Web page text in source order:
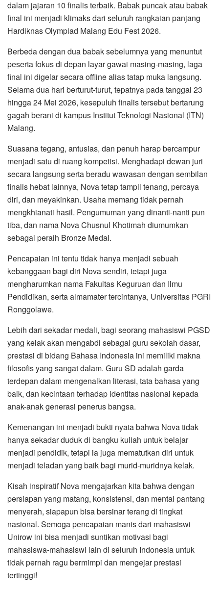
dalam jajaran 10 finalis terbaik. Babak puncak atau babak
final ini menjadi klimaks dari seluruh rangkaian panjang
Hardiknas Olympiad Malang Edu Fest 2026.
Berbeda dengan dua babak sebelumnya yang menuntut
peserta fokus di depan layar gawai masing-masing, laga
final ini digelar secara offline alias tatap muka langsung.
Selama dua hari berturut-turut, tepatnya pada tanggal 23
hingga 24 Mei 2026, kesepuluh finalis tersebut bertarung
gagah berani di kampus Institut Teknologi Nasional (ITN)
Malang.
Suasana tegang, antusias, dan penuh harap bercampur
menjadi satu di ruang kompetisi. Menghadapi dewan juri
secara langsung serta beradu wawasan dengan sembilan
finalis hebat lainnya, Nova tetap tampil tenang, percaya
diri, dan meyakinkan. Usaha memang tidak pernah
mengkhianati hasil. Pengumuman yang dinanti-nanti pun
tiba, dan nama Nova Chusnul Khotimah diumumkan
sebagai peraih Bronze Medal.
Pencapaian ini tentu tidak hanya menjadi sebuah
kebanggaan bagi diri Nova sendiri, tetapi juga
mengharumkan nama Fakultas Keguruan dan Ilmu
Pendidikan, serta almamater tercintanya, Universitas PGRI
Ronggolawe.
Lebih dari sekadar medali, bagi seorang mahasiswi PGSD
yang kelak akan mengabdi sebagai guru sekolah dasar,
prestasi di bidang Bahasa Indonesia ini memiliki makna
filosofis yang sangat dalam. Guru SD adalah garda
terdepan dalam mengenalkan literasi, tata bahasa yang
baik, dan kecintaan terhadap identitas nasional kepada
anak-anak generasi penerus bangsa.
Kemenangan ini menjadi bukti nyata bahwa Nova tidak
hanya sekadar duduk di bangku kuliah untuk belajar
menjadi pendidik, tetapi ia juga mematutkan diri untuk
menjadi teladan yang baik bagi murid-muridnya kelak.
Kisah inspiratif Nova mengajarkan kita bahwa dengan
persiapan yang matang, konsistensi, dan mental pantang
menyerah, siapapun bisa bersinar terang di tingkat
nasional. Semoga pencapaian manis dari mahasiswi
Unirow ini bisa menjadi suntikan motivasi bagi
mahasiswa-mahasiswi lain di seluruh Indonesia untuk
tidak pernah ragu bermimpi dan mengejar prestasi
tertinggi!